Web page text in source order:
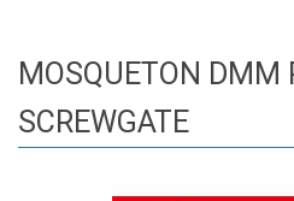
MOSQUETON DMM
SCREWGATE